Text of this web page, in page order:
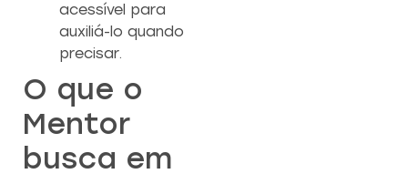
acessível para
auxiliá-lo quando
precisar.
O que o
Mentor
busca em